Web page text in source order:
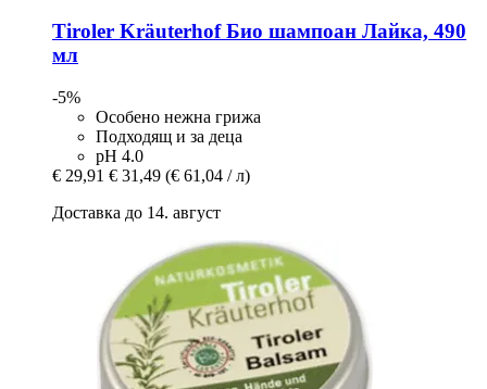
Tiroler KräuterhofБио шампоан Лайка, 490
мл
-5%
Особено нежна грижа
Подходящ и за деца
pH 4.0
€ 29,91 € 31,49 (€ 61,04 / л)
Доставка до 14. август